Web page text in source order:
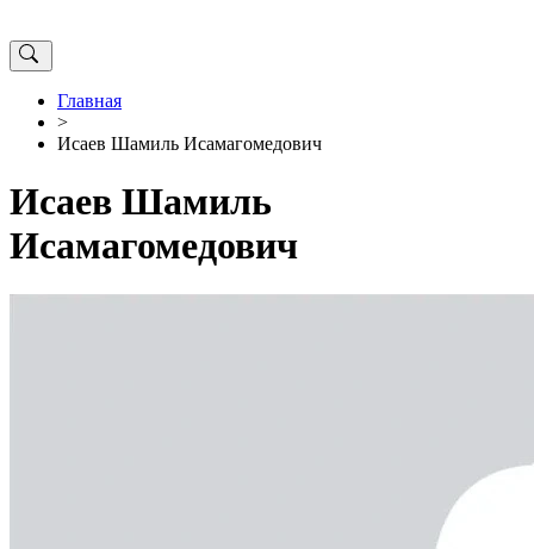
Главная
>
Исаев Шамиль Исамагомедович
Исаев Шамиль
Исамагомедович